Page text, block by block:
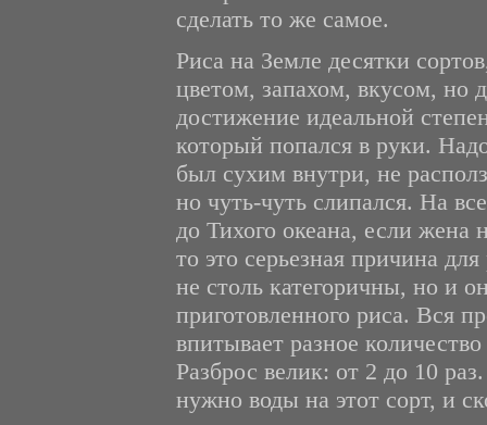
сделать то же самое.
Риса на Земле десятки
цветом, запахом, вкусом, но
достижение идеальной
который попался в руки.
был сухим внутри, не
но чуть-чуть слипался. На
до Тихого океана, если жена
то это серьезная причина
не столь категоричны, но и
приготовленного риса. Вся
впитывает разное
Разброс велик: от 2 до 10
нужно воды на этот сорт, и